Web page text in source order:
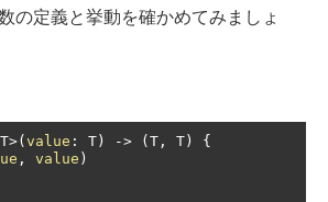
の定義と挙動を確かめてみましょ
T>( value : T ) -> ( T , T )
{
, value )